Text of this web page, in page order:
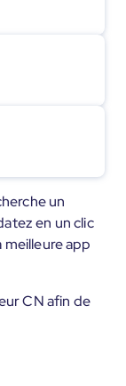
un
en un clic
meilleure app
CN afin de